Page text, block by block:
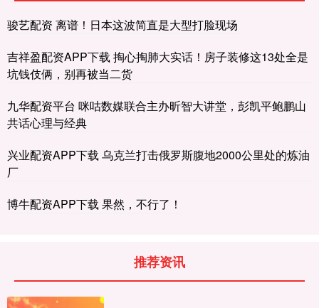
骏艺配资 离谱！日本这波简直是大型打脸现场
吉祥盈配资APP下载 掏心掏肺大实话！房子装修这13处全是
坑钱伎俩，别再被当二货
九华配资平台 咪咕数媒联合主办昕智大讲堂，彭凯平鲍鹏山
共话心理与经典
兴业配资APP下载 乌克兰打击俄罗斯腹地2000公里处的炼油
厂
博牛配资APP下载 果然，不行了！
推荐资讯